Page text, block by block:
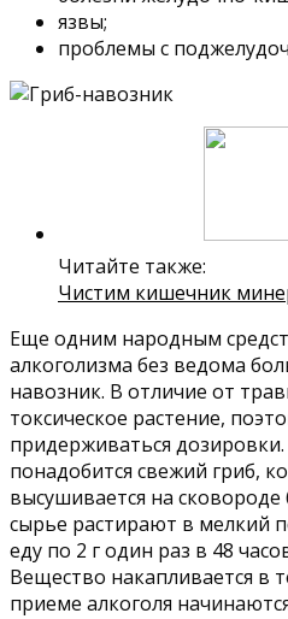
язвы;
проблемы с
Читайте также:
Чистим кишечник
Еще одним народным
алкоголизма без ведома
навозник. В отличие от
токсическое растение,
придерживаться
понадобится свежий гриб,
высушивается на сковороде
сырье растирают в мелкий
еду по 2 г один раз в 48
Вещество накапливается в
приеме алкоголя